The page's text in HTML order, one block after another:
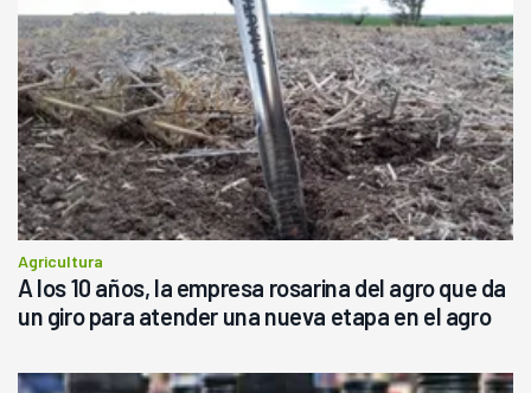
Agricultura
A los 10 años, la empresa rosarina del agro que da
un giro para atender una nueva etapa en el agro